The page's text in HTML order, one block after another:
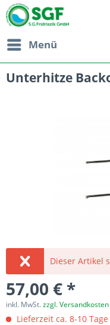
Menü
Unterhitze
Dieser Artikel
57,00 € *
inkl. MwSt.zzgl. Versandkosten
Lieferzeit ca. 8-10 Tage